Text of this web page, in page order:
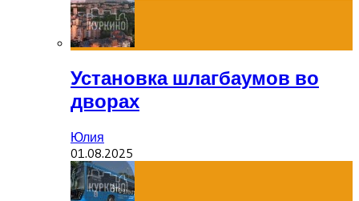
Установка шлагбаумов во
дворах
Юлия
01.08.2025